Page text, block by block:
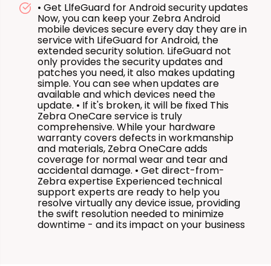
• Get LlfeGuard for Android security updates
Now, you can keep your Zebra Android
mobile devices secure every day they are in
service with LifeGuard for Android, the
extended security solution. LifeGuard not
only provides the security updates and
patches you need, it also makes updating
simple. You can see when updates are
available and which devices need the
update. • If it's broken, it will be fixed This
Zebra OneCare service is truly
comprehensive. While your hardware
warranty covers defects in workmanship
and materials, Zebra OneCare adds
coverage for normal wear and tear and
accidental damage. • Get direct-from-
Zebra expertise Experienced technical
support experts are ready to help you
resolve virtually any device issue, providing
the swift resolution needed to minimize
downtime - and its impact on your business